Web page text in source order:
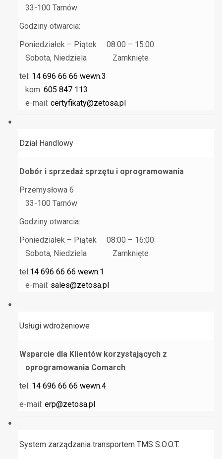
33-100 Tarnów
Godziny otwarcia:
Poniedziałek – Piątek 08:00 – 15:00
Sobota, Niedziela Zamknięte
tel: 14 696 66 66 wewn.3
kom. 605 847 113
e-mail: certyfikaty@zetosa.pl
Dział Handlowy
Dobór i sprzedaż sprzętu i oprogramowania
Przemysłowa 6
33-100 Tarnów
Godziny otwarcia:
Poniedziałek – Piątek 08:00 – 16:00
Sobota, Niedziela Zamknięte
tel:14 696 66 66 wewn.1
e-mail: sales@zetosa.pl
Usługi wdrożeniowe
Wsparcie dla Klientów korzystających z
oprogramowania Comarch
tel. 14 696 66 66 wewn.4
e-mail: erp@zetosa.pl
System zarządzania transportem TMS S.O.O.T.